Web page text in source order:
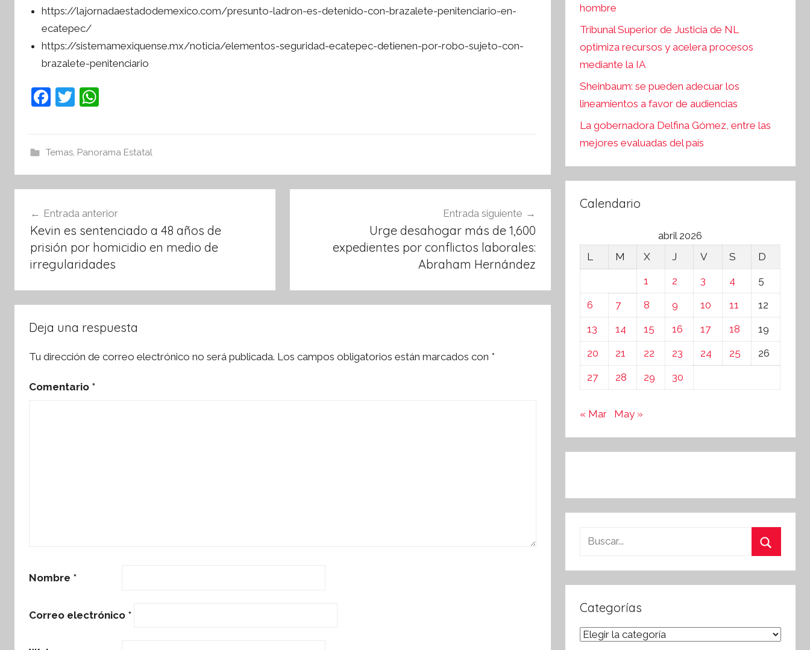
https://lajornadaestadodemexico.com/presunto-ladron-es-detenido-con-brazalete-penitenciario-en-
ecatepec/
https://sistemamexiquense.mx/noticia/elementos-seguridad-ecatepec-detienen-por-robo-sujeto-con-
brazalete-penitenciario
F
e
b
o
o
k
T
er s
A
p
p
Temas, Panorama Estatal
de
entradas
Entrada anterior
Kevin es sentenciado a 48 años de
prisión por homicidio en medio de
irregularidades
Entrada siguiente
Urge desahogar más de 1,600
expedientes por conflictos laborales:
Abraham Hernández
Deja una respuesta
Tu dirección de correo electrónico no será publicada. Los campos obligatorios están marcados con *
Comentario *
Nombre *
Correo electrónico *
hombre
Tribunal Superior de Justicia de NL
optimiza recursos y acelera procesos
mediante la IA
Sheinbaum: se pueden adecuar los
lineamientos a favor de audiencias
La gobernadora Delfina Gómez, entre las
mejores evaluadas del país
Calendario
abril 2026
L
M X J V S
D
1
2 3 4
5
6
7 8 9 10 11
12
13
14 15 16 17 18
19
20
21 22 23 24 25
26
27
28 29 30
« Mar May »
Buscar:
Categorías
Categorías